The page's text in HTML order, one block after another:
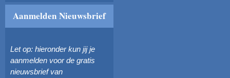
Aanmelden Nieuwsbrief
Let op: hieronder kun jij je
aanmelden voor de gratis
nieuwsbrief van